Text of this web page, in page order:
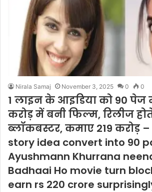
Nirala Samaj November 3, 2025 0 0
1 लाइन के आइडिया को 90 पेज
करोड़ में बनी फिल्म, रिलीज
ब्लॉकबस्टर, कमाए 219 करोड़
story idea convert into 90
Ayushmann Khurrana
Badhaai Ho movie turn
earn rs 220 crore